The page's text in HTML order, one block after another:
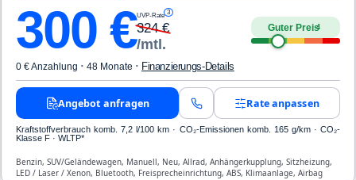
300 €UVP-Rate 3
324€
/mtl.
Guter Preis4
0 € Anzahlung · 48 Monate · Finanzierungs-Details
Angebot anfragen Rate anpassen
Kraftstoffverbrauch komb. 7,2 l/100 km · CO₂-Emissionen komb. 165 g/km · CO₂-
Klasse F · WLTP*
Benzin, SUV/Geländewagen, Manuell, Neu, Allrad, Anhängerkupplung, Sitzheizung,
LED / Laser / Xenon, Bluetooth, Freisprecheinrichtung, ABS, Klimaanlage, Airbag